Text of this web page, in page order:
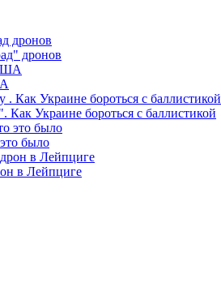
дронов
Как Украине бороться с баллистикой
было
в Лейпциге